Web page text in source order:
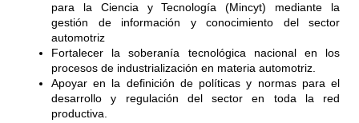
para la Ciencia y Tecnología (Mincyt) mediante la
gestión de información y conocimiento del sector
automotriz
Fortalecer la soberanía tecnológica nacional en los
procesos de industrialización en materia automotriz.
Apoyar en la definición de políticas y normas para el
desarrollo y regulación del sector en toda la red
productiva.